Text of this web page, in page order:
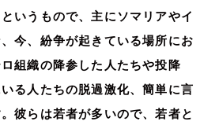
いうもので、主にソマリアやイ
今、紛争が起きている場所にお
組織の降参した人たちや投降
る人たちの脱過激化、簡単に言
彼らは若者が多いので、若者と